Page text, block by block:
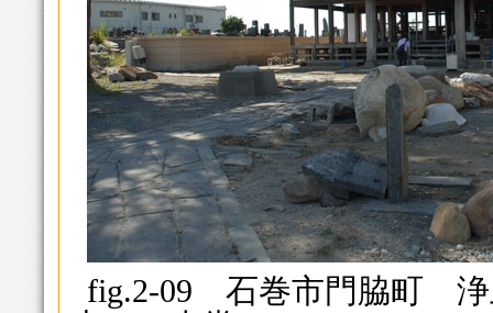
fig.2-09 石巻市門脇町 浄